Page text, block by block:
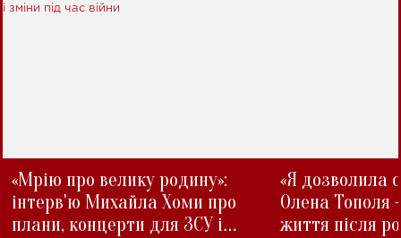
«Мрію про велику родину»:
інтерв'ю Михайла Хоми про
плани, концерти для ЗСУ і
«Я дозволила
Олена Тополя
життя після